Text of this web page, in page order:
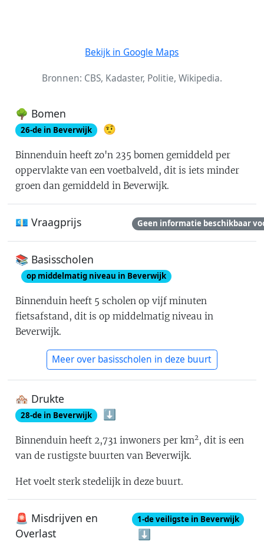
Bekijk in Google Maps
Bronnen: CBS, Kadaster, Politie, Wikipedia.
🌳 Bomen
26-de in Beverwijk 🤨
Binnenduin heeft zo'n 235 bomen gemiddeld per
oppervlakte van een voetbalveld, dit isiets minder
groen dan gemiddeld in Beverwijk.
💶 Vraagprijs Geen informatie beschikbaar
📚 Basisscholen
op middelmatig niveau in Beverwijk
Binnenduin heeft 5 scholen op vijf minuten
fietsafstand, dit isop middelmatig niveau in
Beverwijk.
Meer over basisscholen in deze buurt
🏘 Drukte
28-de in Beverwijk ⬇️
Binnenduin heeft 2,731 inwoners per km2, dit iseen
van de rustigste buurten van Beverwijk.
Het voelt sterk stedelijk in deze buurt.
🚨 Misdrijven en
Overlast
1-deveiligste in Beverwijk
⬇️